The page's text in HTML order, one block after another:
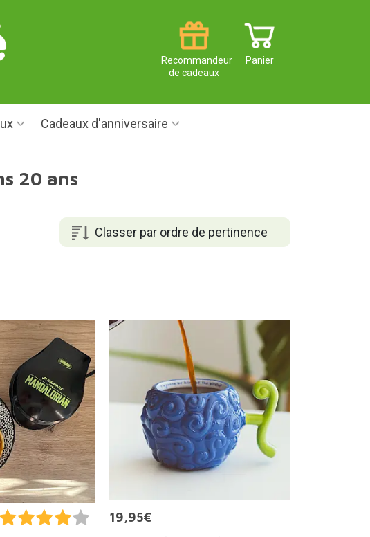
Panier
Recommandeur
de cadeaux
Cadeaux d'anniversaire
20 ans
Classer par ordre de pertinence
19,95€